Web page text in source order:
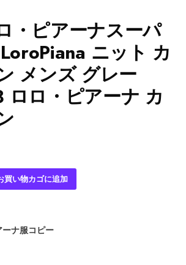
・ピアーナスーパ
ニット カ
メンズ グレー
ロ・ピアーナ カ
買い物カゴに追加
ーナ服コピー